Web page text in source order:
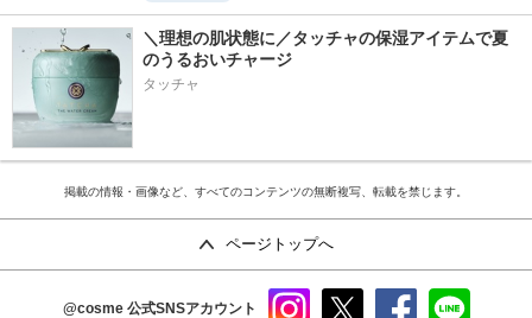
＼理想の肌状態に／タッチャの保湿アイテムで夏
のうるおいチャージ
タッチャ
掲載の情報・画像など、すべてのコンテンツの無断複写、転載を禁じます。
ページトップへ
@cosme 公式SNSアカウント